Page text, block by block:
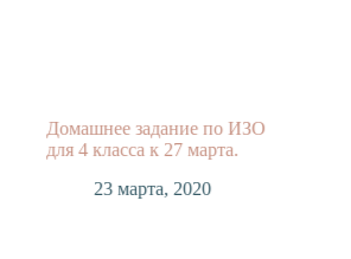
Домашнее задание по ИЗО
для 4 класса к 27 марта.
23 марта, 2020